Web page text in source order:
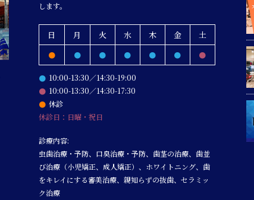
します。
日 月 火 水 木 金 土
● ● ● ● ● ● ●
● 10:00-13:30／14:30-19:00
● 10:00-13:30／14:30-17:30
● 休診
休診日：日曜・祝日
診療内容:
虫歯治療・予防、口臭治療・予防、歯茎の治療、歯並
び治療（小児矯正、成人矯正）、ホワイトニング、歯
をキレイにする審美治療、親知らずの抜歯、セラミッ
ク治療